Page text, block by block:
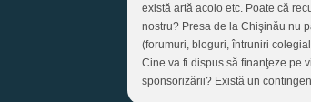
există artă acolo etc. Poate că
nostru? Presa de la Chişinău nu
(forumuri, bloguri, întruniri
Cine va fi dispus să finanţeze pe
sponsorizării? Există un